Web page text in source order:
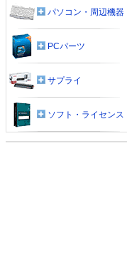
パソコン・周辺機器
PCパーツ
サプライ
ソフト・ライセンス